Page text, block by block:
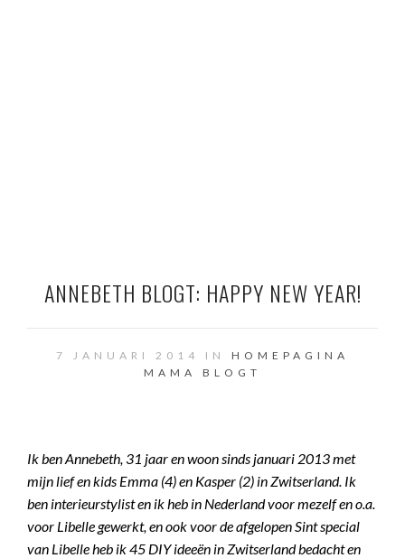
ANNEBETH BLOGT: HAPPY NEW YEAR!
7 JANUARI 2014 IN HOMEPAGINA
MAMA BLOGT
Ik ben Annebeth, 31 jaar en woon sinds januari 2013 met
mijn lief en kids Emma (4) en Kasper (2) in Zwitserland. Ik
ben interieurstylist en ik heb in Nederland voor mezelf en o.a.
voor Libelle gewerkt, en ook voor de afgelopen Sint special
van Libelle heb ik 45 DIY ideeën in Zwitserland bedacht en